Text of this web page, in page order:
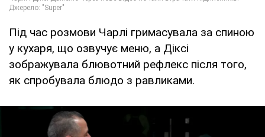
Під час розмови Чарлі гримасувала за спиною
у кухаря, що озвучує меню, а Діксі
зображувала блювотний рефлекс після того,
як спробувала блюдо з равликами.